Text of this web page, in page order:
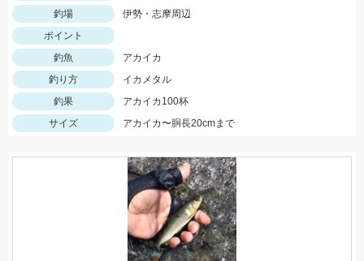
釣場
伊勢・志摩周辺
ポイント
釣魚
アカイカ
釣り方
イカメタル
釣果
アカイカ100杯
サイズ
アカイカ〜胴長20cmまで